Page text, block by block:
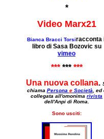
*
Video Marx21
Bianca Bracci Torsiracconta
libro diSasa Bozovic su
vimeo
*** *** ***
Una nuova collana.
chiama Persona eSocietà , ed
collegata all'omonima rivista
dell'Anpi di Roma.
Sono usciti: